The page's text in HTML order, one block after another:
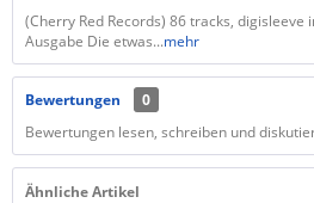
(Cherry Red Records) 86 tracks, digisleeve
Ausgabe Die etwas...mehr
Bewertungen
0
Bewertungen lesen, schreiben und
Ähnliche Artikel